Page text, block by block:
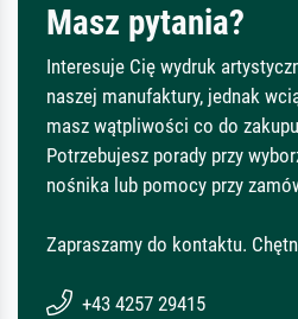
Masz pytania?
Interesuje Cię wydruk
naszej manufaktury, jednak
masz wątpliwości co do
Potrzebujesz porady przy
nośnika lub pomocy przy
Zapraszamy do kontaktu.
+43 4257 29415